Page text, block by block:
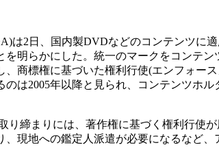
は2日、国内製DVDなどのコンテンツに
を明らかにした。統一のマークをコンテ
商標権に基づいた権利行使(エンフォー
は2005年以降と見られ、コンテンツホ
締まりには、著作権に基づく権利行使
現地への鑑定人派遣が必要になるなど、